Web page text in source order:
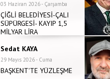
03 Haziran 2026 - Çarşamba
ÇİĞLİ BELEDİYESİ-ÇALI
SÜPÜRGESİ- KAYIP 1,5
MİLYAR LİRA
Sedat KAYA
29 Mayıs 2026 - Cuma
BAŞKENT'TE YÜZLEŞME